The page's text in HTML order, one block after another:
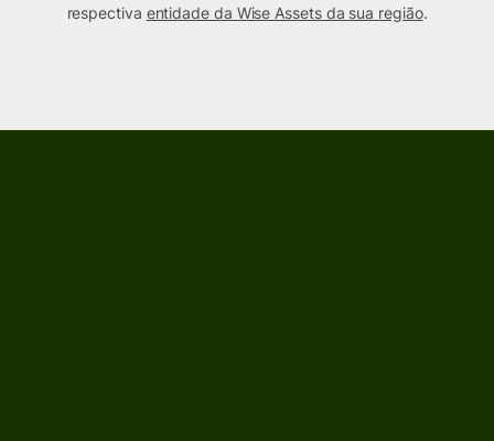
respectiva entidade da Wise Assets da sua região.